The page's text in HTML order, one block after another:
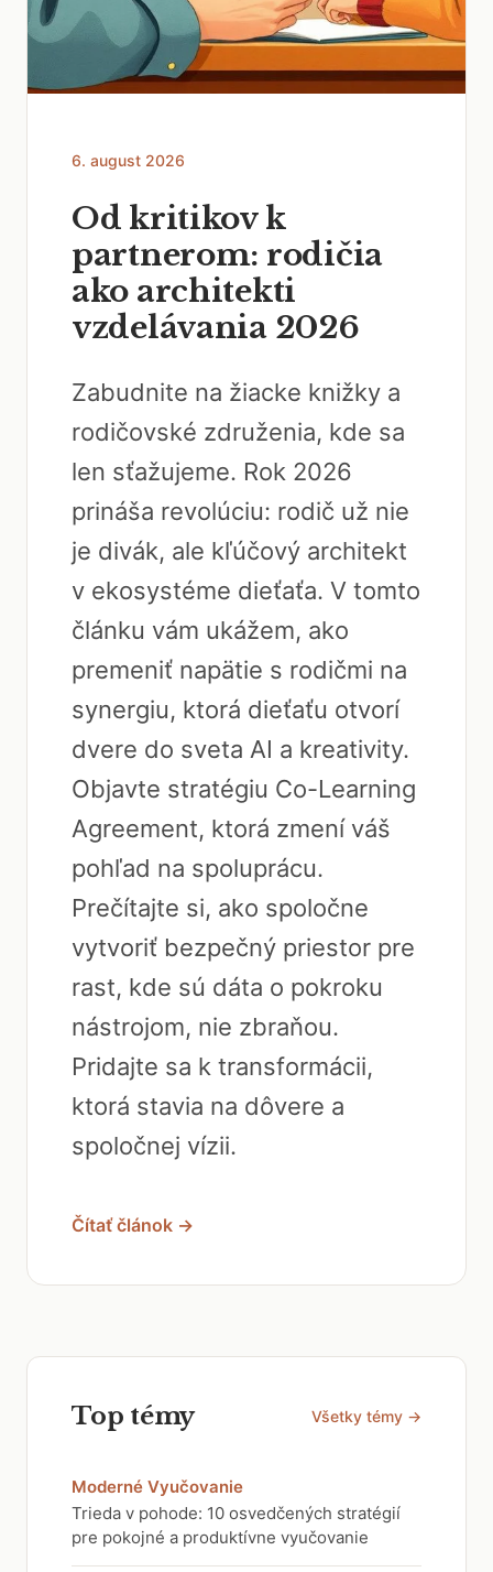
6. august 2026
Od kritikov k
partnerom: rodičia
ako architekti
vzdelávania 2026
Zabudnite na žiacke knižky a
rodičovské združenia, kde sa
len sťažujeme. Rok 2026
prináša revolúciu: rodič už nie
je divák, ale kľúčový architekt
v ekosystéme dieťaťa. V tomto
článku vám ukážem, ako
premeniť napätie s rodičmi na
synergiu, ktorá dieťaťu otvorí
dvere do sveta AI a kreativity.
Objavte stratégiu Co-Learning
Agreement, ktorá zmení váš
pohľad na spoluprácu.
Prečítajte si, ako spoločne
vytvoriť bezpečný priestor pre
rast, kde sú dáta o pokroku
nástrojom, nie zbraňou.
Pridajte sa k transformácii,
ktorá stavia na dôvere a
spoločnej vízii.
Čítať článok →
Top témy Všetky témy →
Moderné Vyučovanie
Trieda v pohode: 10 osvedčených stratégií
pre pokojné a produktívne vyučovanie